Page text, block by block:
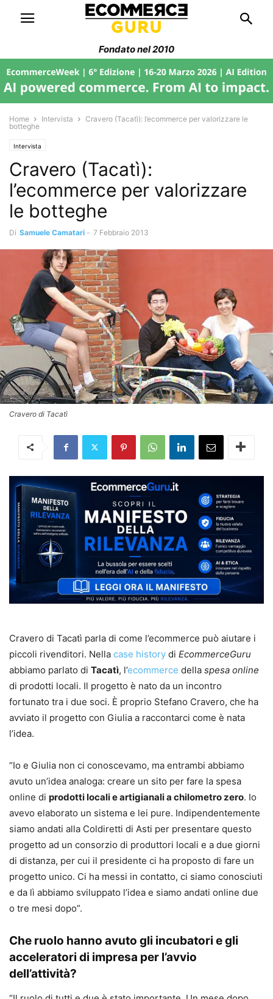
Fondato nel 2010
Home Intervista
Cravero (Tacatì): l’ecommerce per valorizzare le
botteghe
Intervista
Cravero (Tacatì):
l’ecommerce per valorizzare
le botteghe
Di Samuele Camatari - 7 Febbraio 2013
Cravero di Tacatì
Cravero di Tacatì parla di come l’ecommerce può aiutare i
piccoli rivenditori. Nella case history di EcommerceGuru
abbiamo parlato di Tacatì, l’ecommerce della spesa online
di prodotti locali. Il progetto è nato da un incontro
fortunato tra i due soci. È proprio Stefano Cravero, che ha
avviato il progetto con Giulia a raccontarci come è nata
l’idea.
“Io e Giulia non ci conoscevamo, ma entrambi abbiamo
avuto un’idea analoga: creare un sito per fare la spesa
online di prodotti locali e artigianali a chilometro zero. Io
avevo elaborato un sistema e lei pure. Indipendentemente
siamo andati alla Coldiretti di Asti per presentare questo
progetto ad un consorzio di produttori locali e a due giorni
di distanza, per cui il presidente ci ha proposto di fare un
progetto unico. Ci ha messi in contatto, ci siamo conosciuti
e da lì abbiamo sviluppato l’idea e siamo andati online due
o tre mesi dopo”.
Che ruolo hanno avuto gli incubatori e gli
acceleratori di impresa per l’avvio
dell’attività?